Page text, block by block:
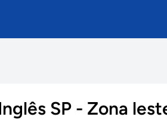
SP - Zona